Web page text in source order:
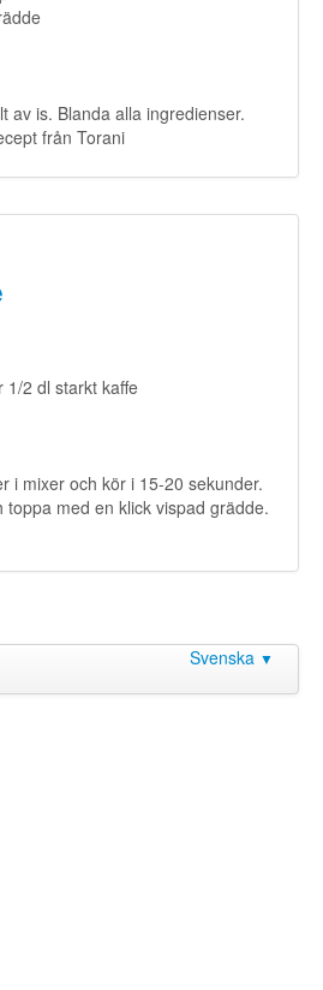
av is. Blanda alla ingredienser.
från Torani
1/2 dl starkt kaffe
i mixer och kör i 15-20 sekunder.
toppa med en klick vispad grädde.
Svenska ▼